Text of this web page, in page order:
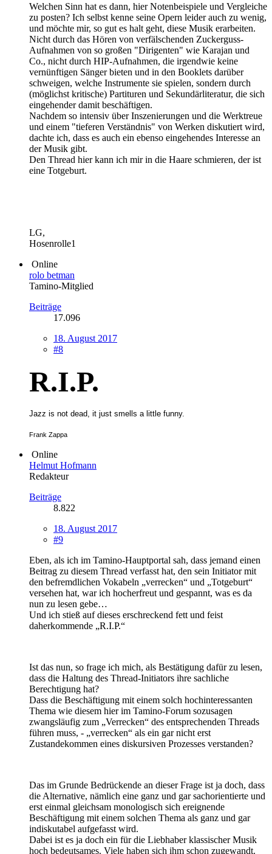
Welchen Sinn hat es dann, hier Notenbeispiele und Vergleiche
zu posten? Ich selbst kenne seine Opern leider auch zu wenig,
und möchte mir, so gut es halt geht, diese Musik erarbeiten.
Nicht durch das Hören von verfälschenden Zuckerguss-
Aufnahmen von so großen "Dirigenten" wie Karajan und
Co., nicht durch HIP-Aufnahmen, die irgendwie keine
vernünftigen Sänger bieten und in den Booklets darüber
schweigen, welche Instrumente sie spielen, sondern durch
(möglichst kritische) Partituren und Sekundärliteratur, die sich
eingehender damit beschäftigen.
Nachdem so intensiv über Inszenierungen und die Werktreue
und einem "tieferen Verständnis" von Werken diskutiert wird,
dachte ich, dass es auch ein ebenso eingehendes Interesse an
der Musik gibt.
Den Thread hier kann ich mir in die Haare schmieren, der ist
eine Totgeburt.
LG,
Hosenrolle1
Online
rolo betman
Tamino-Mitglied
Beiträge
17.096
18. August 2017
#8
R.I.P.
Jazz is not dead, it just smells a little funny.
Frank Zappa
Online
Helmut Hofmann
Redakteur
Beiträge
8.822
18. August 2017
#9
Eben, als ich im Tamino-Hauptportal sah, dass jemand einen
Beitrag zu diesem Thread verfasst hat, den sein Initiator mit
den befremdlichen Vokabeln „verrecken“ und „Totgeburt“
versehen hat, war ich hocherfreut und gespannt, was es da
nun zu lesen gebe…
Und ich stieß auf dieses erschreckend fett und feist
daherkommende „R.I.P.“
Ist das nun, so frage ich mich, als Bestätigung dafür zu lesen,
dass die Haltung des Thread-Initiators ihre sachliche
Berechtigung hat?
Dass die Beschäftigung mit einem solch hochinteressanten
Thema wie diesem hier im Tamino-Forum sozusagen
zwangsläufig zum „Verrecken“ des entsprechenden Threads
führen muss, - „verrecken“ als ein gar nicht erst
Zustandekommen eines diskursiven Prozesses verstanden?
Das im Grunde Bedrückende an dieser Frage ist ja doch, dass
die Alternative, nämlich eine ganz und gar sachorientierte und
erst einmal gleichsam monologisch sich ereignende
Beschäftigung mit einem solchen Thema als ganz und gar
indiskutabel aufgefasst wird.
Dabei ist es ja doch ein für die Liebhaber klassischer Musik
hoch bedeutsames. Viele haben sich ihm schon zugewandt.